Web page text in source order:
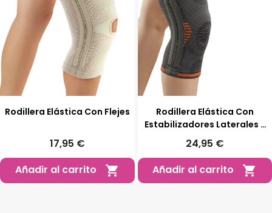
Rodillera Elástica Con Flejes
17,95 €
Añadir al carrito

Rodillera Elástica Con
Estabilizadores Laterales Y
Almohadilla En Gel
24,95 €
Añadir al carrito
